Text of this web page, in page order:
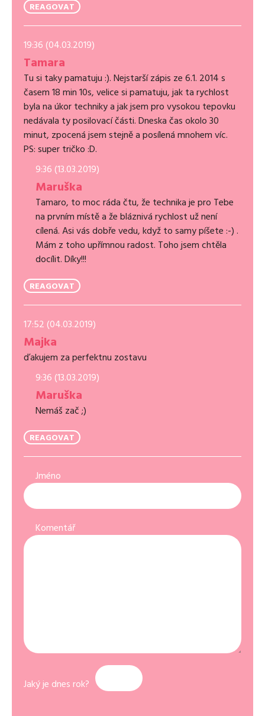
REAGOVAT
19:36 (04.03.2019)
Tamara
Tu si taky pamatuju :). Nejstarší zápis ze 6.1. 2014 s
časem 18 min 10s, velice si pamatuju, jak ta rychlost
byla na úkor techniky a jak jsem pro vysokou tepovku
nedávala ty posilovací části. Dneska čas okolo 30
minut, zpocená jsem stejně a posílená mnohem víc.
PS: super tričko :D.
9:36 (13.03.2019)
Maruška
Tamaro, to moc ráda čtu, že technika je pro Tebe
na prvním místě a že bláznivá rychlost už není
cílená. Asi vás dobře vedu, když to samy píšete :-) .
Mám z toho upřímnou radost. Toho jsem chtěla
docílit. Díky!!!
REAGOVAT
17:52 (04.03.2019)
Majka
ďakujem za perfektnu zostavu
9:36 (13.03.2019)
Maruška
Nemáš zač ;)
REAGOVAT
Jméno
Komentář
Jaký je dnes rok?